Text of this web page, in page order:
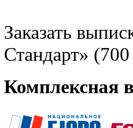
Заказать
Стандарт»
Комплексная